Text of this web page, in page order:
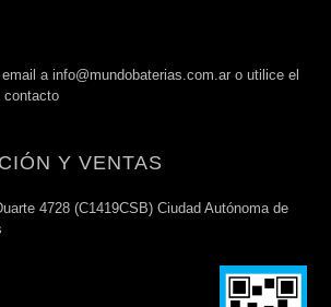
a info@mundobaterias.com.ar o utilice el
contacto
Y VENTAS
4728 (C1419CSB) Ciudad Autónoma de